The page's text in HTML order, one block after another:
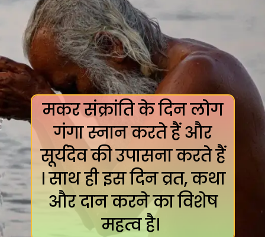
मकर संक्रांति के दिन लोग
गंगा स्नान करते हैं और
सूर्यदेव की उपासना करते हैं
। साथ ही इस दिन व्रत, कथा
और दान करने का विशेष
महत्व है।